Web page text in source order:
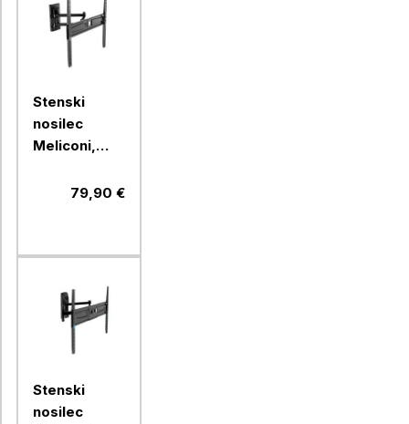
Stenski
nosilec
Meliconi,
FDR400,79,90 €
Stenski
nosilec